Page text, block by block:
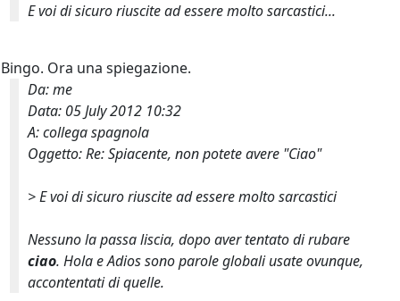
E voi di sicuro riuscite ad essere molto sarcastici...
Bingo. Ora una spiegazione.
Da: me
Data: 05 July 2012 10:32
A: collega spagnola
Oggetto: Re: Spiacente, non potete avere "Ciao"
>E voi di sicuro riuscite ad essere molto sarcastici
Nessuno la passa liscia, dopo aver tentato di rubare
ciao. HolaeAdiossono parole globali usate ovunque,
accontentati di quelle.